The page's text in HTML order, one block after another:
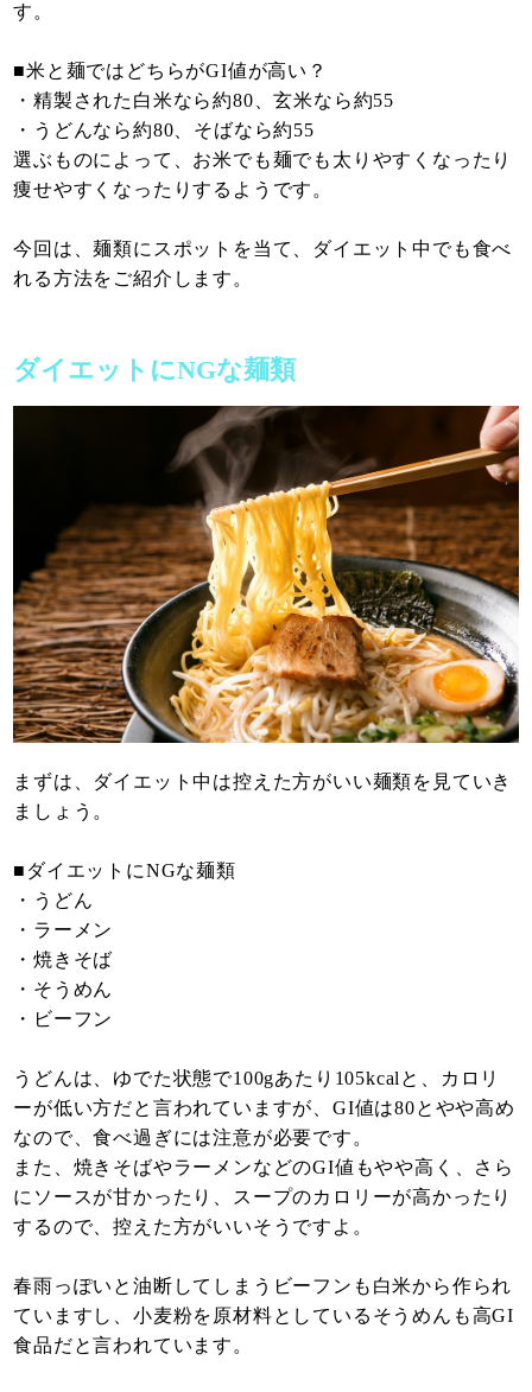
す。
■米と麺ではどちらがGI値が高い？
・精製された白米なら約80、玄米なら約55
・うどんなら約80、そばなら約55
選ぶものによって、お米でも麺でも太りやすくなったり
痩せやすくなったりするようです。
今回は、麺類にスポットを当て、ダイエット中でも食べ
れる方法をご紹介します。
ダイエットにNGな麺類
まずは、ダイエット中は控えた方がいい麺類を見ていき
ましょう。
■ダイエットにNGな麺類
・うどん
・ラーメン
・焼きそば
・そうめん
・ビーフン
うどんは、ゆでた状態で100gあたり105kcalと、カロリ
ーが低い方だと言われていますが、GI値は80とやや高め
なので、食べ過ぎには注意が必要です。
また、焼きそばやラーメンなどのGI値もやや高く、さら
にソースが甘かったり、スープのカロリーが高かったり
するので、控えた方がいいそうですよ。
春雨っぽいと油断してしまうビーフンも白米から作られ
ていますし、小麦粉を原材料としているそうめんも高GI
食品だと言われています。